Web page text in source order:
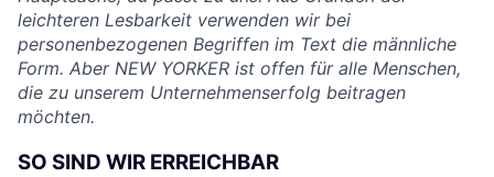
leichteren Lesbarkeit verwenden wir bei
personenbezogenen Begriffen im Text die männliche
Form. Aber NEW YORKER ist offen für alle Menschen,
die zu unserem Unternehmenserfolg beitragen
möchten.
SO SIND WIR ERREICHBAR